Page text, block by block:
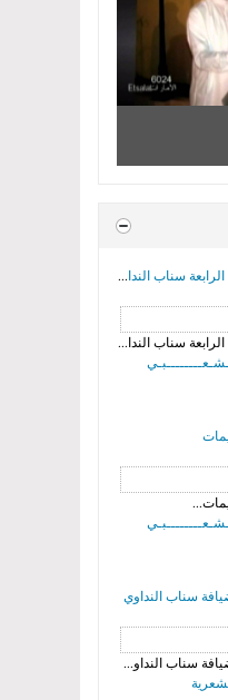
ماجد النصيف ضيف الحلقة الرابعة سناب النداوي
ماجد النصيف ضيف الحلقة الرابعة سناب النداوي...
سناب النداوي
النداوي بروموهات فيديوهات...